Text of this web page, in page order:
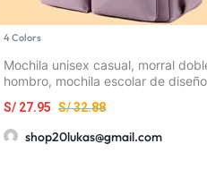
4 Colors
Mochila unisex casual, morral
hombro, mochila escolar de diseño
mujeres, estilo coreano
S/32.88
S/ 27.95
shop20lukas@gmail.com